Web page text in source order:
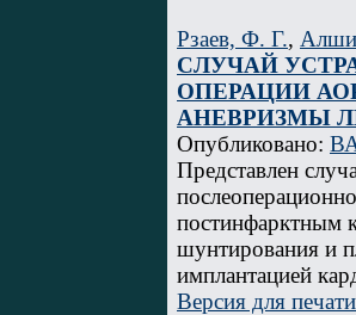
Рзаев, Ф. Г.,
СЛУЧАЙ
ОПЕРАЦИИ
АНЕВРИЗМЫ
Опубликовано:
Представлен
постинфарктным
шунтирования и
имплантацией
Версия для печати